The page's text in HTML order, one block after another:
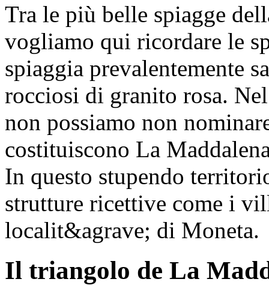
Tra le più belle spiagge
vogliamo qui ricordare le
spiaggia prevalentemente
rocciosi di granito rosa.
non possiamo non
costituiscono La
In questo stupendo
strutture ricettive come i
localit&agrave; di Moneta.
Il triangolo de La